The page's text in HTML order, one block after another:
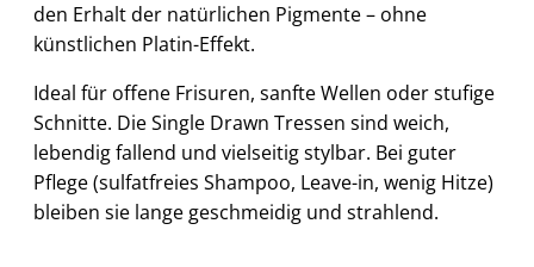
den Erhalt der natürlichen Pigmente – ohne
künstlichen Platin-Effekt.
Ideal für offene Frisuren, sanfte Wellen oder stufige
Schnitte. Die Single Drawn Tressen sind weich,
lebendig fallend und vielseitig stylbar. Bei guter
Pflege (sulfatfreies Shampoo, Leave-in, wenig Hitze)
bleiben sie lange geschmeidig und strahlend.